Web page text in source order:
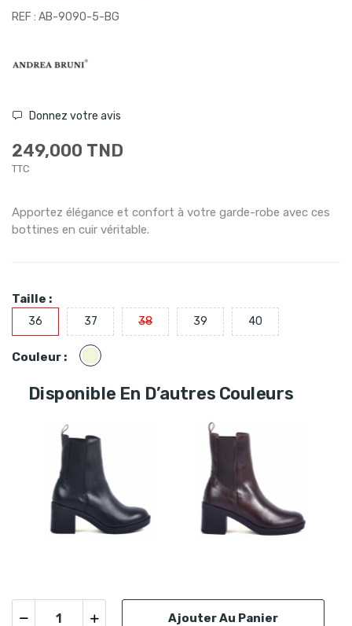
REF : AB-9090-5-BG
Donnez votre avis
249,000 TND
TTC
Apportez élégance et confort à votre garde-robe avec ces
bottines en cuir véritable.
Taille :
36 37 38 39 40
Couleur : Beige
Disponible En D’autres Couleurs
Ajouter Au Panier